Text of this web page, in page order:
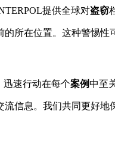
提供全球对盗窃
所在位置。这种警惕性
迅速行动在每个案例中至
流信息。我们共同更好地